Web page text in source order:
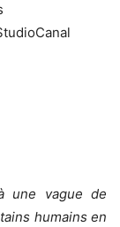
une vague de
humains en